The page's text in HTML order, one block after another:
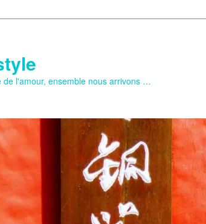
de l'amour, ensemble nous arrivons …